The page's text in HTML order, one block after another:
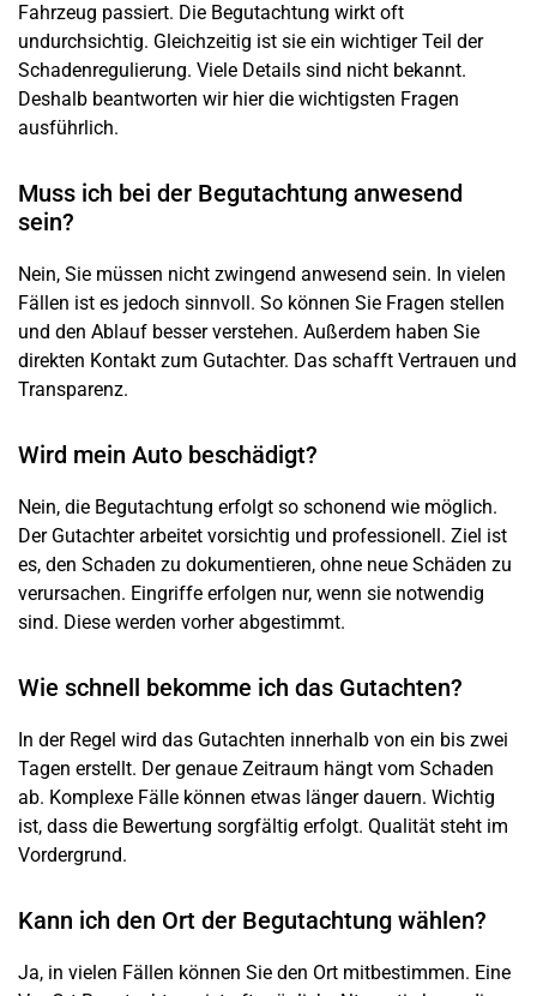
Fahrzeug passiert. Die Begutachtung wirkt oft
undurchsichtig. Gleichzeitig ist sie ein wichtiger Teil der
Schadenregulierung. Viele Details sind nicht bekannt.
Deshalb beantworten wir hier die wichtigsten Fragen
ausführlich.
Muss ich bei der Begutachtung anwesend
sein?
Nein, Sie müssen nicht zwingend anwesend sein. In vielen
Fällen ist es jedoch sinnvoll. So können Sie Fragen stellen
und den Ablauf besser verstehen. Außerdem haben Sie
direkten Kontakt zum Gutachter. Das schafft Vertrauen und
Transparenz.
Wird mein Auto beschädigt?
Nein, die Begutachtung erfolgt so schonend wie möglich.
Der Gutachter arbeitet vorsichtig und professionell. Ziel ist
es, den Schaden zu dokumentieren, ohne neue Schäden zu
verursachen. Eingriffe erfolgen nur, wenn sie notwendig
sind. Diese werden vorher abgestimmt.
Wie schnell bekomme ich das Gutachten?
In der Regel wird das Gutachten innerhalb von ein bis zwei
Tagen erstellt. Der genaue Zeitraum hängt vom Schaden
ab. Komplexe Fälle können etwas länger dauern. Wichtig
ist, dass die Bewertung sorgfältig erfolgt. Qualität steht im
Vordergrund.
Kann ich den Ort der Begutachtung wählen?
Ja, in vielen Fällen können Sie den Ort mitbestimmen. Eine